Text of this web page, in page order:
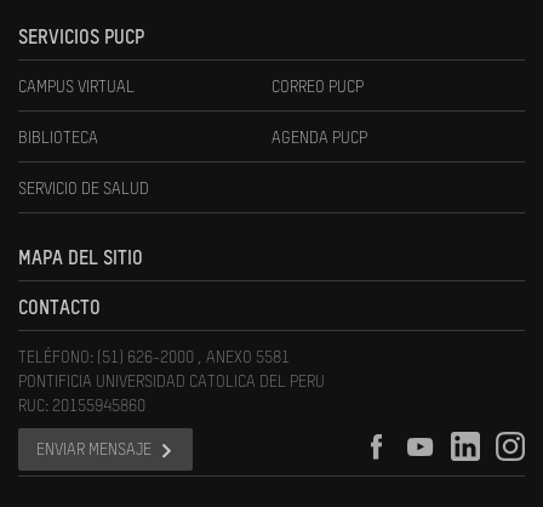
SERVICIOS PUCP
CAMPUS VIRTUAL CORREO PUCP
BIBLIOTECA AGENDA PUCP
SERVICIO DE SALUD
MAPA DEL SITIO
CONTACTO
TELÉFONO: (51) 626-2000 , ANEXO 5581
PONTIFICIA UNIVERSIDAD CATOLICA DEL PERU
RUC: 20155945860
ENVIAR MENSAJE